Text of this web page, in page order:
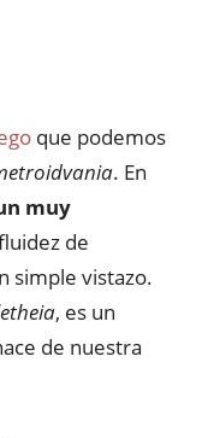
que podemos
. En
muy
de
simple vistazo.
, es un
de nuestra